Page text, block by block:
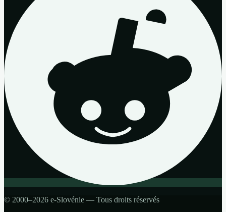
© 2000–2026 e-Slovénie — Tous droits réservés